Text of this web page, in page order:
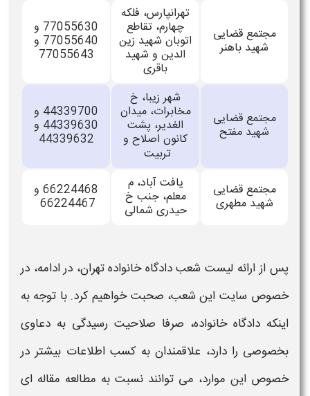
مجتمع قضایی
شهید باهنر
تهرانپارس، فلکه
چهارم، تقاطع
اتوبان شهید زین
الدین و شهید
باقری
77055630 و
77055640 و
77055643
مجتمع قضایی
شهید مفتح
شهر زیبا، خ
مخابرات، میدان
الغدیر، پشت
کانون اصلاح و
تربیت
44339700 و
44339630 و
44339632
مجتمع قضایی
شهید مطهری
یافت آباد، م
معلم، جنب خ
حیدری شمالی
66224468 و
66224467
پس از ارائه لیست شعب دادگاه خانواده تهران، در ادامه، در
خصوص سایت این شعب، صحبت خواهیم کرد. با توجه به
اینکه دادگاه خانواده، صرفا صلاحیت رسیدگی به دعاوی
بخصوصی را دارد، علاقمندان به کسب اطلاعات بیشتر در
خصوص این موارد، می توانند نسبت به مطالعه مقاله ای